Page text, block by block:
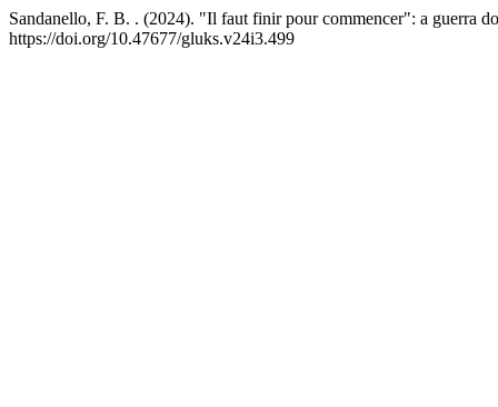
Sandanello, F. B. . (2024). "Il faut finir pour commencer": a guerra
https://doi.org/10.47677/gluks.v24i3.499